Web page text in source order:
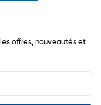
offres, nouveautés et